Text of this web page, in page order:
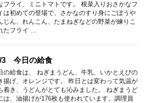
フライ、ミニトマトです。 根菜入りおさかなフ
は初めての登場で、さかなのすり身にごぼうや
じん、れんこん、たまねぎなどの野菜が練りこ
たフライ …
3 今日の給食
の給食は、 ねぎまうどん、牛乳、いかとえびの
揚げ、オレンジです。 昨日とは変わって気温が
着き、うどんがとても沁みました。 ねぎまうど
は、油揚げが176枚も使われています。調理員